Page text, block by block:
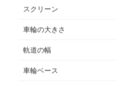
スクリーン
車輪の大きさ
軌道の幅
車輪ベース